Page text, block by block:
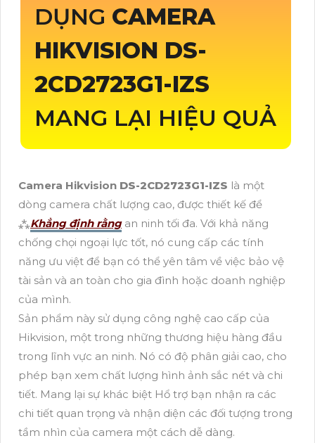
DỤNG CAMERA
HIKVISION DS-
2CD2723G1-IZS
MANG LẠI HIỆU QUẢ
Camera Hikvision DS-2CD2723G1-IZS là một
dòng camera chất lượng cao, được thiết kế để
⁂Khẳng định rằngan ninh tối đa. Với khả năng
chống chọi ngoại lực tốt, nó cung cấp các tính
năng ưu việt để bạn có thể yên tâm về việc bảo vệ
tài sản và an toàn cho gia đình hoặc doanh nghiệp
của mình.
Sản phẩm này sử dụng công nghệ cao cấp của
Hikvision, một trong những thương hiệu hàng đầu
trong lĩnh vực an ninh. Nó có độ phân giải cao, cho
phép bạn xem chất lượng hình ảnh sắc nét và chi
tiết. Mang lại sự khác biệt Hổ trợ bạn nhận ra các
chi tiết quan trọng và nhận diện các đối tượng trong
tầm nhìn của camera một cách dễ dàng.